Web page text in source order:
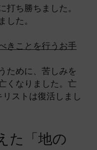
打ち勝ちました。
した。
きことを行うお手
ために、苦しみを
くなりました。亡
ストは復活しまし
た「地の